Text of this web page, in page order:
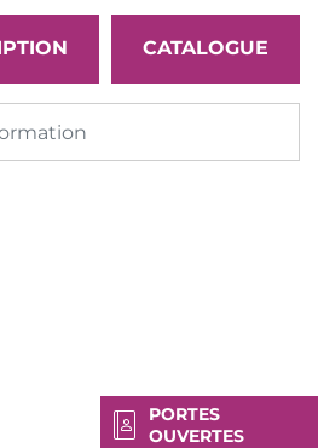
CATALOGUE
PORTES
OUVERTES